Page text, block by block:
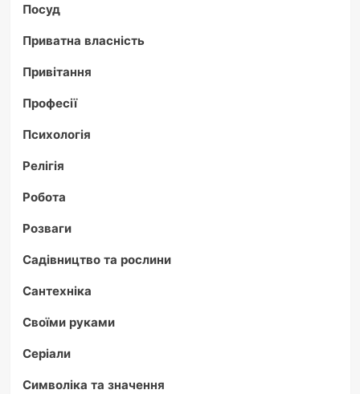
Посуд
Приватна власність
Привітання
Професії
Психологія
Релігія
Робота
Розваги
Садівництво та рослини
Сантехніка
Своїми руками
Серіали
Символіка та значення